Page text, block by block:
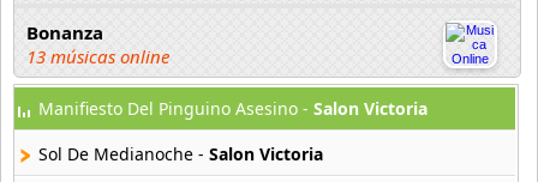
Bonanza
13 músicas online
Chayac
4 músicas online
Manifiesto Del Pinguino Asesino - Salon Victoria
Sol De Medianoche - Salon Victoria